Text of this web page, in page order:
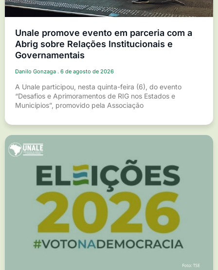
Unale promove evento em parceria com a
Abrig sobre Relações Institucionais e
Governamentais
Danilo Gonzaga 6 de agosto de 2026
A Unale participou, nesta quinta-feira (6), do evento
“Desafios e Aprimoramentos de RIG nos Estados e
Municípios”, promovido pela Associação